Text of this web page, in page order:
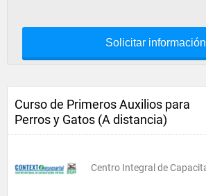
Solicitar información
Curso de Primeros Auxilios para
Perros y Gatos (A distancia)
Centro Integral de